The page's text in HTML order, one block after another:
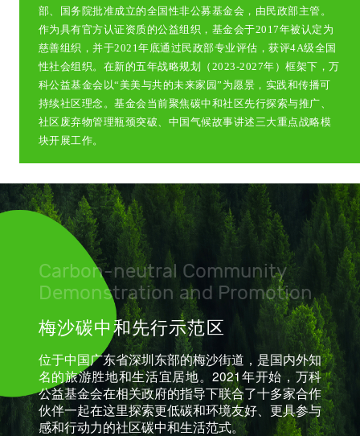
部、国务院批准成立的全国性非公募基金会，由民政部主管。
作为具有官方认证资质的公益组织，基金会于2017年被认定为
慈善组织，并于2021年底通过民政部专业评估，获评4A级全国
性社会组织。在新的五年战略规划（2023-2027年）框架下，万
科公益基金会以“美美与共的未来家园”为愿景，实践和传播可
持续社区理念。基金会当前聚焦碳中和社区先行探索与推广、
社区废弃物管理瓶颈突破、中国气候故事讲述三大重点战略模
块开展工作。
Carbon-neutral Community
Demonstration and Promotion
梅沙碳中和先行示范区
位于中国广东省深圳东部的梅沙街道，是国内外知
名的旅游胜地和生活宜居地。2021年开始，万科
公益基金会在相关政府的指导下联合了十多家合作
伙伴一起在这里探索更低碳和环境友好、更具参与
感和行动力的社区碳中和生活范式。